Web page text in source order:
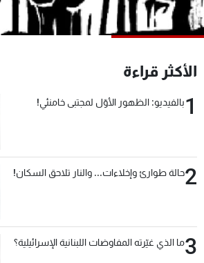
الأكثر قراءة
1بالفيديو: الظهور الأوّل لمجتبى خامنئي!
2حالة طوارئ وإخلاءات... والنار تلاحق السكان!
3ما الذي غيّرته المفاوضات اللبنانية الإسرائيلية؟
لاعلاناتكم